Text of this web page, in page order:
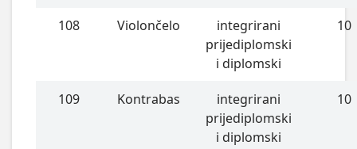
108 Violončelo
integrirani
prijediplomski
i diplomski
10
109 Kontrabas
integrirani
prijediplomski
i diplomski
10